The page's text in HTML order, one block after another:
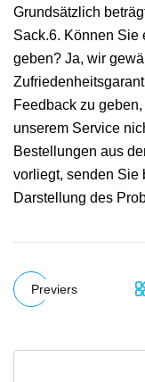
Grundsätzlich
Sack.6. Können Sie
geben? Ja, wir
Feedback zu
unserem Service
Bestellungen aus
vorliegt, senden Sie
Darstellung des
Previers